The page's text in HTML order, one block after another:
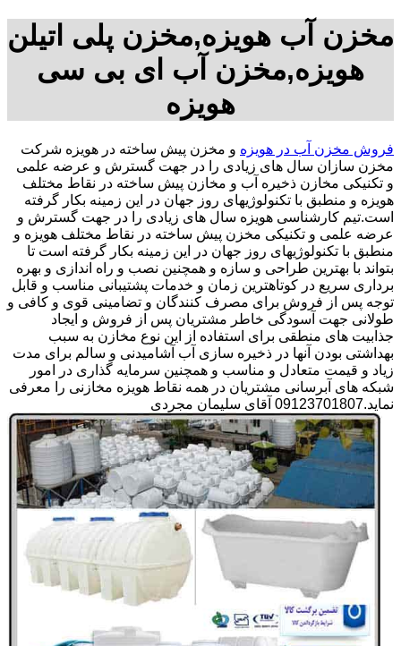
مخزن آب هویزه,مخزن پلی اتیلن
هویزه,مخزن آب ای بی سی
هویزه
فروش مخزن آب در هویزه و مخزن پیش ساخته در هویزه شرکت
مخزن سازان سال های زیادی را در جهت گسترش و عرضه علمی
و تکنیکی مخازن ذخیره آب و مخازن پیش ساخته در نقاط مختلف
هویزه و منطبق با تکنولوژیهای روز جهان در این زمینه بکار گرفته
است.تیم کارشناسی هویزه سال های زیادی را در جهت گسترش و
عرضه علمی و تکنیکی مخزن پیش ساخته در نقاط مختلف هویزه و
منطبق با تکنولوژیهای روز جهان در این زمینه بکار گرفته است تا
بتواند با بهترین طراحی و سازه و همچنین نصب و راه اندازی و بهره
برداری سریع در کوتاهترین زمان و خدمات پشتیبانی مناسب و قابل
توجه پس از فروش برای مصرف کنندگان و تضامینی قوی و کافی و
طولانی جهت آسودگی خاطر مشتریان پس از فروش و ایجاد
جذابیت های منطقی برای استفاده از این نوع مخازن به سبب
بهداشتی بودن آنها در ذخیره سازی آب آشامیدنی و سالم برای مدت
زیاد و قیمت متعادل و مناسب و همچنین سرمایه گذاری در امور
شبکه های آبرسانی مشتریان در همه نقاط هویزه مخازنی را معرفی
نماید.09123701807 آقای سلیمان مجردی